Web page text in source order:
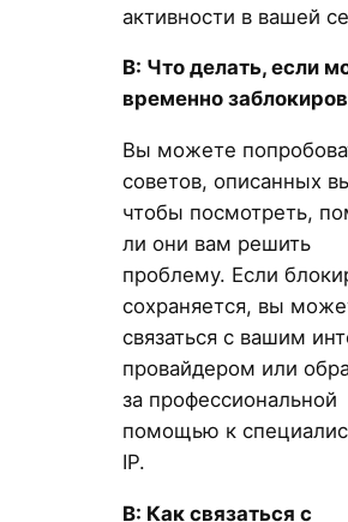
активности в вашей
В: Что делать, если
временно
Вы можете
советов, описанных
чтобы посмотреть,
ли они вам решить
проблему. Если
сохраняется, вы
связаться с вашим
провайдером или
за профессиональной
помощью к
IP.
В: Как связаться с